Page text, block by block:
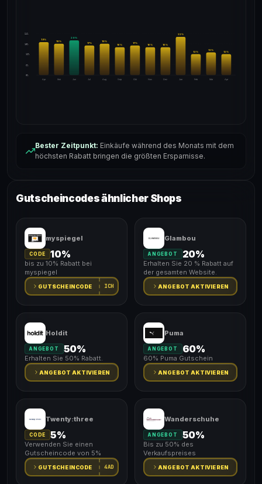
24%
18%
12%
6%
0%
Apr
19%
Mai
18%
Jun
20%
Jul
17%
Aug
18%
Sep
16%
Okt
17%
Nov
16%
Dez
16%
Jan
22%
Feb
12%
Mär
13%
Apr
12%
Bester Zeitpunkt: Einkäufe während des Monats mit dem
höchsten Rabatt bringen die größten Ersparnisse.
Gutscheincodes ähnlicher Shops
myspiegel
CODE 10%
bis zu 10% Rabatt bei
myspiegel
GUTSCHEINCODE ICH
Glambou
ANGEBOT 20%
Erhalten Sie 20 % Rabatt auf
der gesamten Website.
ANGEBOT AKTIVIEREN
Holdit
ANGEBOT 50%
Erhalten Sie 50% Rabatt.
ANGEBOT AKTIVIEREN
Puma
ANGEBOT 60%
60% Puma Gutschein
ANGEBOT AKTIVIEREN
Twenty:three
CODE 5%
Verwenden Sie einen
Gutscheincode von 5%
GUTSCHEINCODE 4AD
Wanderschuhe
ANGEBOT 50%
Bis zu 50% des
Verkaufspreises
ANGEBOT AKTIVIEREN